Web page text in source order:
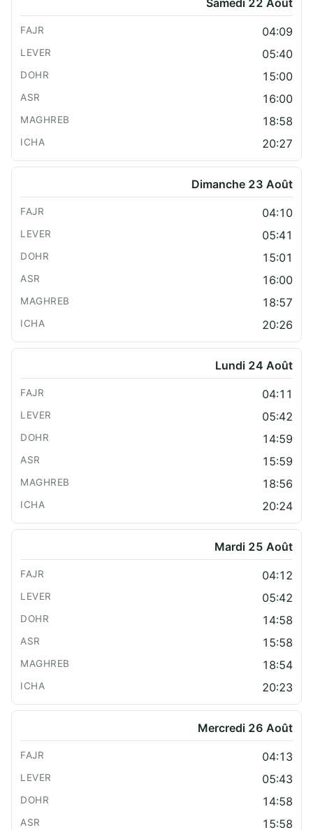
04:09
05:40
15:00
16:00
18:58
20:27
Dimanche 23 Août
04:10
05:41
15:01
16:00
18:57
20:26
Lundi 24 Août
04:11
05:42
14:59
15:59
18:56
20:24
Mardi 25 Août
04:12
05:42
14:58
15:58
18:54
20:23
Mercredi 26 Août
04:13
05:43
14:58
15:58